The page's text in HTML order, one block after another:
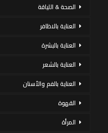
الصحة & اللياقة
العناية بالاظافر
العناية بالبشرة
العناية بالشعر
العناية بالفم والأسنان
القهوة
المرأة